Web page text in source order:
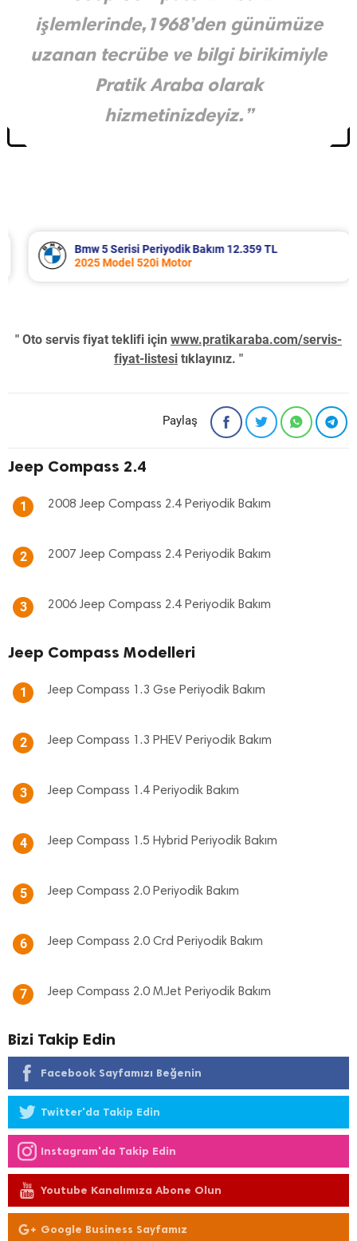
işlemlerinde,1968’den günümüze
uzanan tecrübe ve bilgi birikimiyle
Pratik Araba olarak
hizmetinizdeyiz.”
Bmw 5 Serisi Periyodik Bakım 12.359 TL
2025 Model 520i Motor
" Oto servis fiyat teklifi için www.pratikaraba.com/servis-
fiyat-listesi tıklayınız. "
Paylaş
Jeep Compass 2.4
1 2008 Jeep Compass 2.4 Periyodik Bakım
2 2007 Jeep Compass 2.4 Periyodik Bakım
3 2006 Jeep Compass 2.4 Periyodik Bakım
Jeep Compass Modelleri
1 Jeep Compass 1.3 Gse Periyodik Bakım
2 Jeep Compass 1.3 PHEV Periyodik Bakım
3 Jeep Compass 1.4 Periyodik Bakım
4 Jeep Compass 1.5 Hybrid Periyodik Bakım
5 Jeep Compass 2.0 Periyodik Bakım
6 Jeep Compass 2.0 Crd Periyodik Bakım
7 Jeep Compass 2.0 M.Jet Periyodik Bakım
Bizi Takip Edin
Facebook Sayfamızı Beğenin
Twitter'da Takip Edin
Instagram'da Takip Edin
Youtube Kanalımıza Abone Olun
Google Business Sayfamız